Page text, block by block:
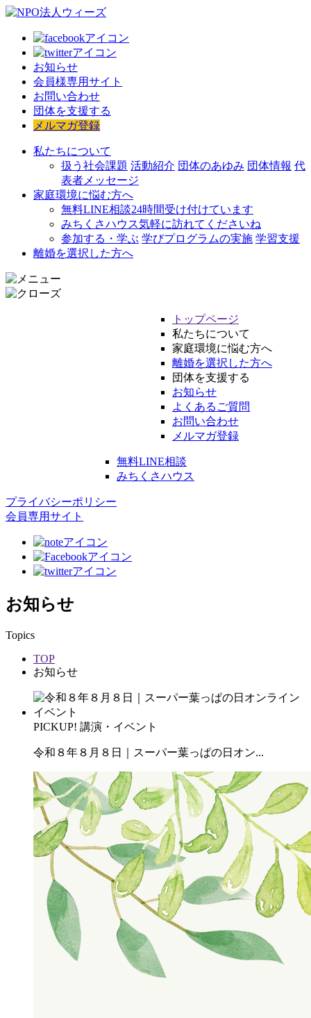
お知らせ
会員様専用サイト
お問い合わせ
団体を支援する
メルマガ登録
私たちについて
扱う社会課題 活動紹介 団体のあゆみ 団体情報 代
表者メッセージ
家庭環境に悩む方へ
無料LINE相談24時間受け付けています
みちくさハウス気軽に訪れてくださいね
参加する・学ぶ 学びプログラムの実施 学習支援
離婚を選択した方へ
トップページ
私たちについて
家庭環境に悩む方へ
離婚を選択した方へ
団体を支援する
お知らせ
よくあるご質問
お問い合わせ
メルマガ登録
無料LINE相談
みちくさハウス
プライバシーポリシー
会員専用サイト
お知らせ
Topics
TOP
お知らせ
PICKUP! 講演・イベント
令和８年８月８日｜スーパー葉っぱの日オン...